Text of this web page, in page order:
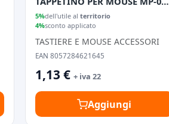
GRIGIO
5%dell'utile al territorio
4%sconto applicato
TASTIERE E MOUSE ACCESSORI
EAN 8057284621645
1,13 € + iva 22
Aggiungi